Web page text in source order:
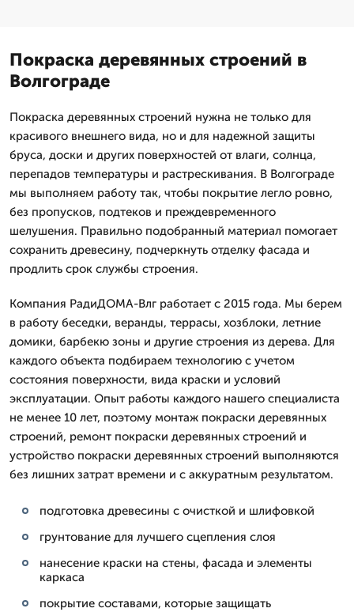
Покраска деревянных строений в
Волгограде
Покраска деревянных строений нужна не только для
красивого внешнего вида, но и для надежной защиты
бруса, доски и других поверхностей от влаги, солнца,
перепадов температуры и растрескивания. В Волгограде
мы выполняем работу так, чтобы покрытие легло ровно,
без пропусков, подтеков и преждевременного
шелушения. Правильно подобранный материал помогает
сохранить древесину, подчеркнуть отделку фасада и
продлить срок службы строения.
Компания РадиДОМА-Влг работает с 2015 года. Мы берем
в работу беседки, веранды, террасы, хозблоки, летние
домики, барбекю зоны и другие строения из дерева. Для
каждого объекта подбираем технологию с учетом
состояния поверхности, вида краски и условий
эксплуатации. Опыт работы каждого нашего специалиста
не менее 10 лет, поэтому монтаж покраски деревянных
строений, ремонт покраски деревянных строений и
устройство покраски деревянных строений выполняются
без лишних затрат времени и с аккуратным результатом.
подготовка древесины с очисткой и шлифовкой
грунтование для лучшего сцепления слоя
нанесение краски на стены, фасада и элементы
каркаса
покрытие составами, которые защищать